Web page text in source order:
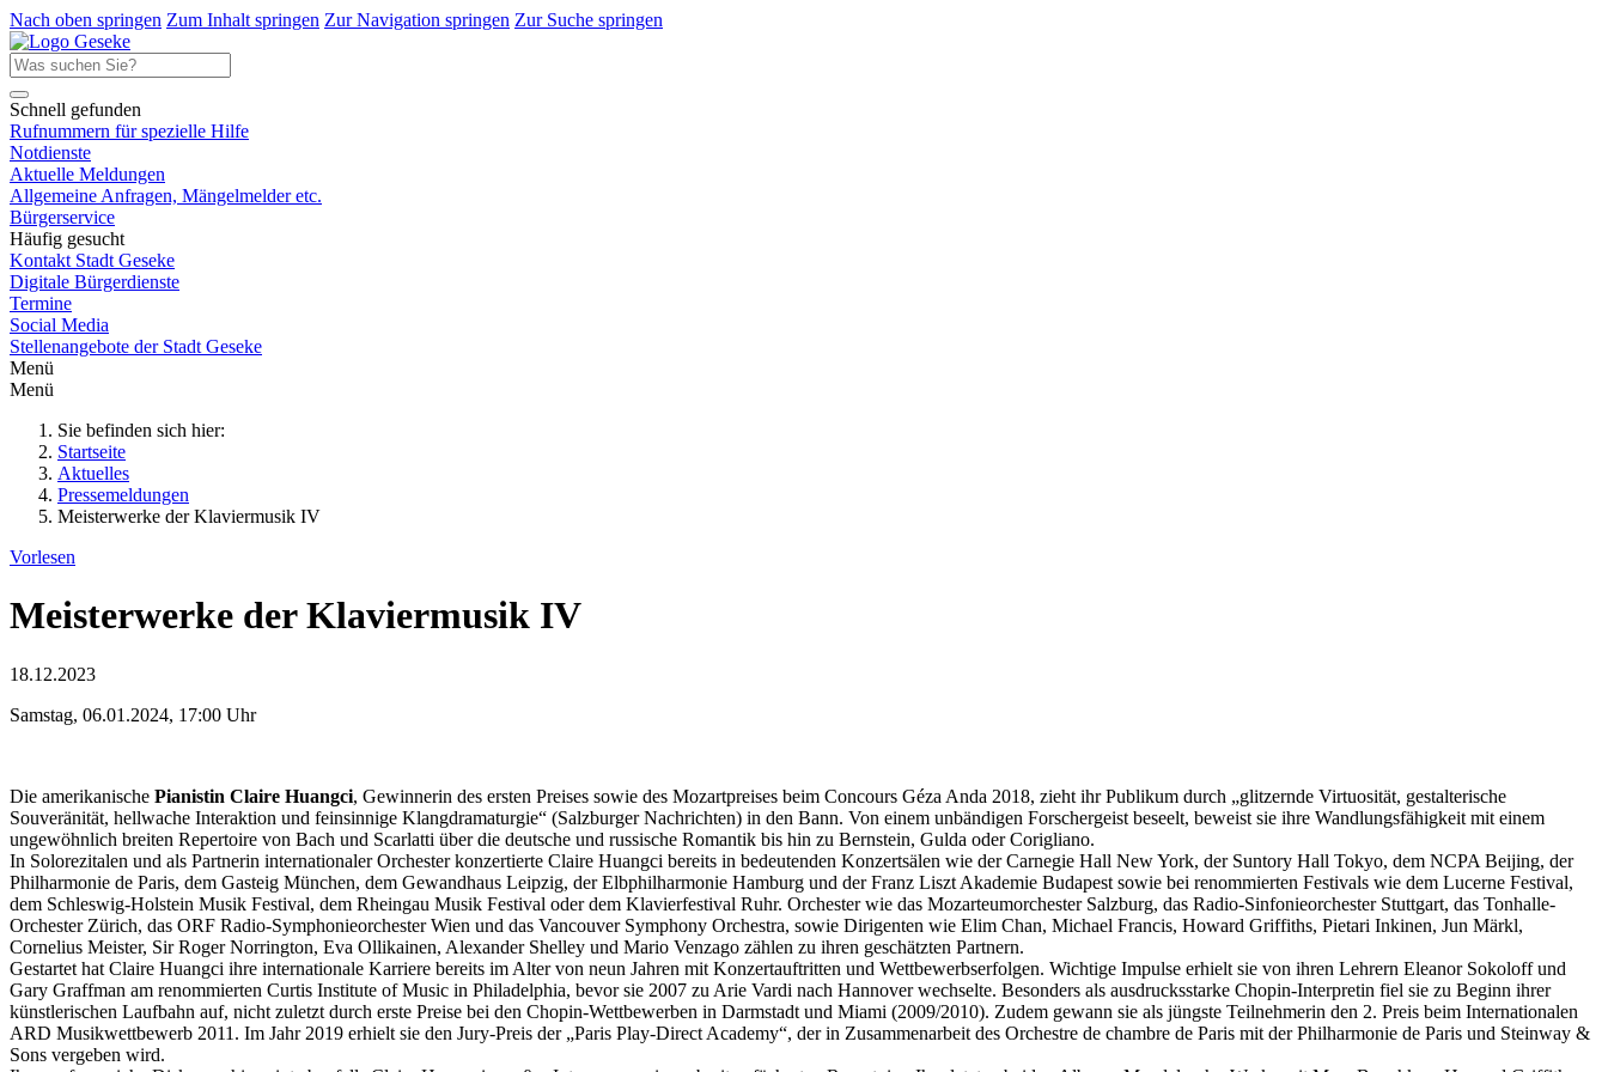
Nach oben springen Zum Inhalt springen Zur Navigation springen Zur Suche springen
Schnell gefunden
Rufnummern für spezielle Hilfe
Notdienste
Aktuelle Meldungen
Allgemeine Anfragen, Mängelmelder etc.
Bürgerservice
Häufig gesucht
Kontakt Stadt Geseke
Digitale Bürgerdienste
Termine
Social Media
Stellenangebote der Stadt Geseke
Menü
Menü
Sie befinden sich hier:
Startseite
Aktuelles
Pressemeldungen
Meisterwerke der Klaviermusik IV
Vorlesen
Meisterwerke der Klaviermusik IV
18.12.2023
Samstag, 06.01.2024, 17:00 Uhr
Die amerikanische Pianistin Claire Huangci, Gewinnerin des ersten Preises sowie des Mozartpreises beim Concours Géza Anda 2018, zieht ihr Publikum durch „glitzernde Virtuosität, gestalterische
Souveränität, hellwache Interaktion und feinsinnige Klangdramaturgie“ (Salzburger Nachrichten) in den Bann. Von einem unbändigen Forschergeist beseelt, beweist sie ihre Wandlungsfähigkeit mit einem
ungewöhnlich breiten Repertoire von Bach und Scarlatti über die deutsche und russische Romantik bis hin zu Bernstein, Gulda oder Corigliano.
In Solorezitalen und als Partnerin internationaler Orchester konzertierte Claire Huangci bereits in bedeutenden Konzertsälen wie der Carnegie Hall New York, der Suntory Hall Tokyo, dem NCPA Beijing, der
Philharmonie de Paris, dem Gasteig München, dem Gewandhaus Leipzig, der Elbphilharmonie Hamburg und der Franz Liszt Akademie Budapest sowie bei renommierten Festivals wie dem Lucerne Festival,
dem Schleswig-Holstein Musik Festival, dem Rheingau Musik Festival oder dem Klavierfestival Ruhr. Orchester wie das Mozarteumorchester Salzburg, das Radio-Sinfonieorchester Stuttgart, das Tonhalle-
Orchester Zürich, das ORF Radio-Symphonieorchester Wien und das Vancouver Symphony Orchestra, sowie Dirigenten wie Elim Chan, Michael Francis, Howard Griffiths, Pietari Inkinen, Jun Märkl,
Cornelius Meister, Sir Roger Norrington, Eva Ollikainen, Alexander Shelley und Mario Venzago zählen zu ihren geschätzten Partnern.
Gestartet hat Claire Huangci ihre internationale Karriere bereits im Alter von neun Jahren mit Konzertauftritten und Wettbewerbserfolgen. Wichtige Impulse erhielt sie von ihren Lehrern Eleanor Sokoloff und
Gary Graffman am renommierten Curtis Institute of Music in Philadelphia, bevor sie 2007 zu Arie Vardi nach Hannover wechselte. Besonders als ausdrucksstarke Chopin-Interpretin fiel sie zu Beginn ihrer
künstlerischen Laufbahn auf, nicht zuletzt durch erste Preise bei den Chopin-Wettbewerben in Darmstadt und Miami (2009/2010). Zudem gewann sie als jüngste Teilnehmerin den 2. Preis beim Internationalen
ARD Musikwettbewerb 2011. Im Jahr 2019 erhielt sie den Jury-Preis der „Paris Play-Direct Academy“, der in Zusammenarbeit des Orchestre de chambre de Paris mit der Philharmonie de Paris und Steinway &
Sons vergeben wird.